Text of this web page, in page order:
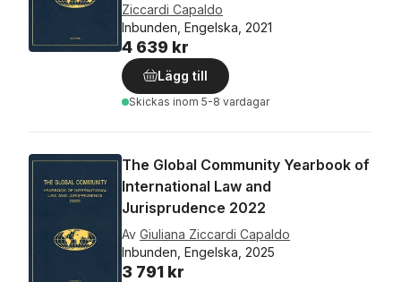
Ziccardi Capaldo
Inbunden, Engelska, 2021
4 639 kr
Lägg till
Skickas inom 5-8 vardagar
The Global Community Yearbook of
International Law and
Jurisprudence 2022
Av Giuliana Ziccardi Capaldo
Inbunden, Engelska, 2025
3 791 kr